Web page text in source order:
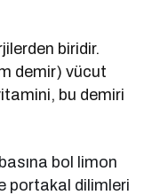
biridir.
demir) vücut
bu demiri
bol limon
portakal dilimleri